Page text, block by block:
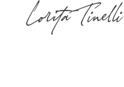
Lorita Tinelli